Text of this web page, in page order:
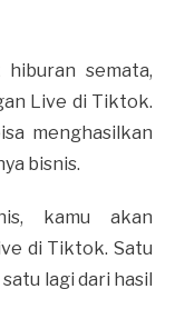
semata,
Live di Tiktok.
menghasilkan
bisnis.
kamu akan
di Tiktok. Satu
lagi dari hasil